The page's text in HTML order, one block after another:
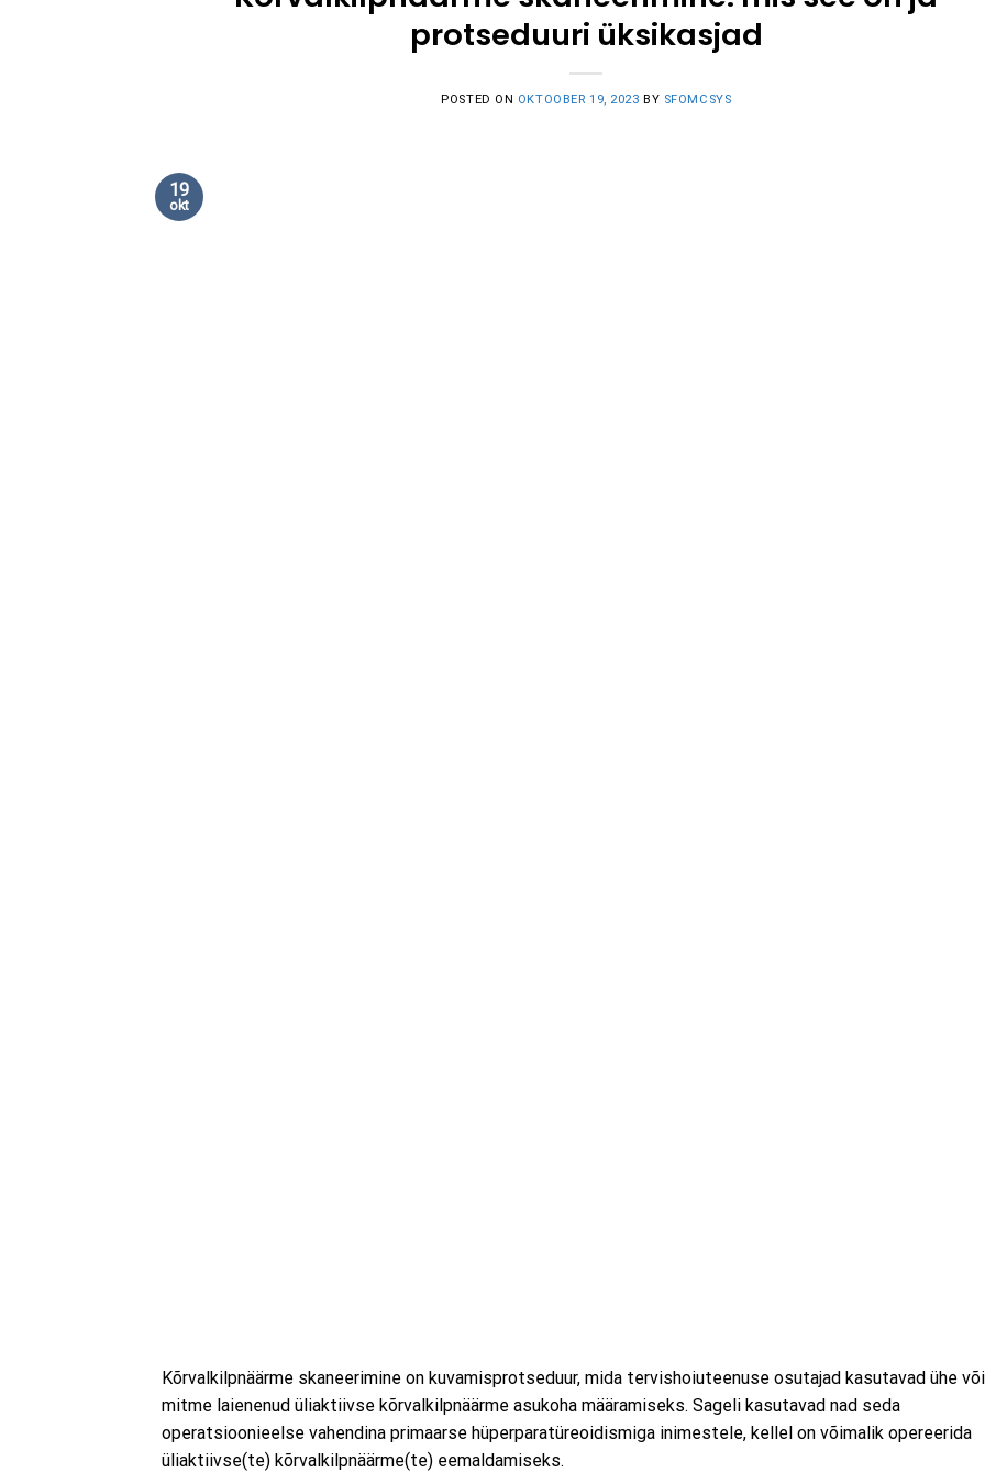
protseduuri üksikasjad
POSTED ON OKTOOBER 19, 2023 BY SFOMCSYS
19
okt
Kõrvalkilpnäärme skaneerimine on kuvamisprotseduur, mida tervishoiuteenuse osutajad kasutavad ühe või
mitme laienenud üliaktiivse kõrvalkilpnäärme asukoha määramiseks. Sageli kasutavad nad seda
operatsioonieelse vahendina primaarse hüperparatüreoidismiga inimestele, kellel on võimalik opereerida
üliaktiivse(te) kõrvalkilpnäärme(te) eemaldamiseks.